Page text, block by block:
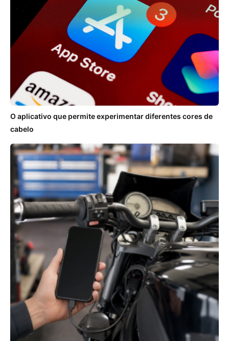
O aplicativo que permite experimentar diferentes cores de
cabelo